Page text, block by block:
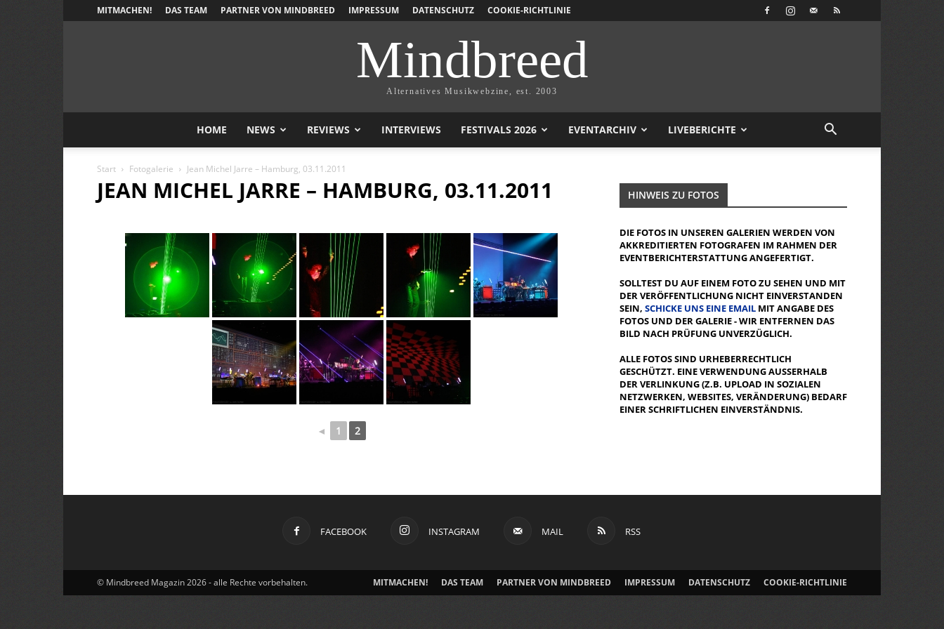
MITMACHEN! DAS TEAM PARTNER VON MINDBREED IMPRESSUM DATENSCHUTZ COOKIE-RICHTLINIE
Mindbreed
Alternatives Musikwebzine, est. 2003
HOME NEWS REVIEWS INTERVIEWS FESTIVALS 2026 EVENTARCHIV LIVEBERICHTE
Start Fotogalerie Jean Michel Jarre – Hamburg, 03.11.2011
JEAN MICHEL JARRE – HAMBURG, 03.11.2011
◄ 1 2
HINWEIS ZU FOTOS
DIE FOTOS IN UNSEREN GALERIEN WERDEN VON
AKKREDITIERTEN FOTOGRAFEN IM RAHMEN DER
EVENTBERICHTERSTATTUNG ANGEFERTIGT.
SOLLTEST DU AUF EINEM FOTO ZU SEHEN UND MIT
DER VERÖFFENTLICHUNG NICHT EINVERSTANDEN
SEIN, SCHICKE UNS EINE EMAIL MIT ANGABE DES
FOTOS UND DER GALERIE - WIR ENTFERNEN DAS
BILD NACH PRÜFUNG UNVERZÜGLICH.
ALLE FOTOS SIND URHEBERRECHTLICH
GESCHÜTZT. EINE VERWENDUNG AUSSERHALB D
ER VERLINKUNG (Z.B. UPLOAD IN SOZIALEN N
ETZWERKEN, WEBSITES, VERÄNDERUNG) BEDARF E
INER SCHRIFTLICHEN EINVERSTÄNDNIS.
FACEBOOK INSTAGRAM MAIL RSS
MITMACHEN! DAS TEAM PARTNER VON MINDBREED IMPRESSUM DATENSCHUTZ COOKIE-RICHTLINIE
© Mindbreed Magazin 2026 - alle Rechte vorbehalten.